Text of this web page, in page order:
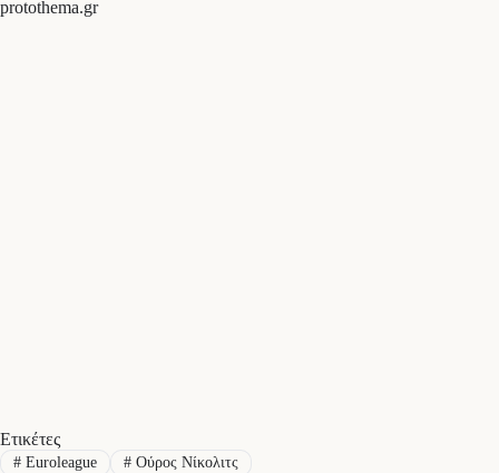
protothema.gr
Ετικέτες
#Euroleague #Ούρος Νίκολιτς